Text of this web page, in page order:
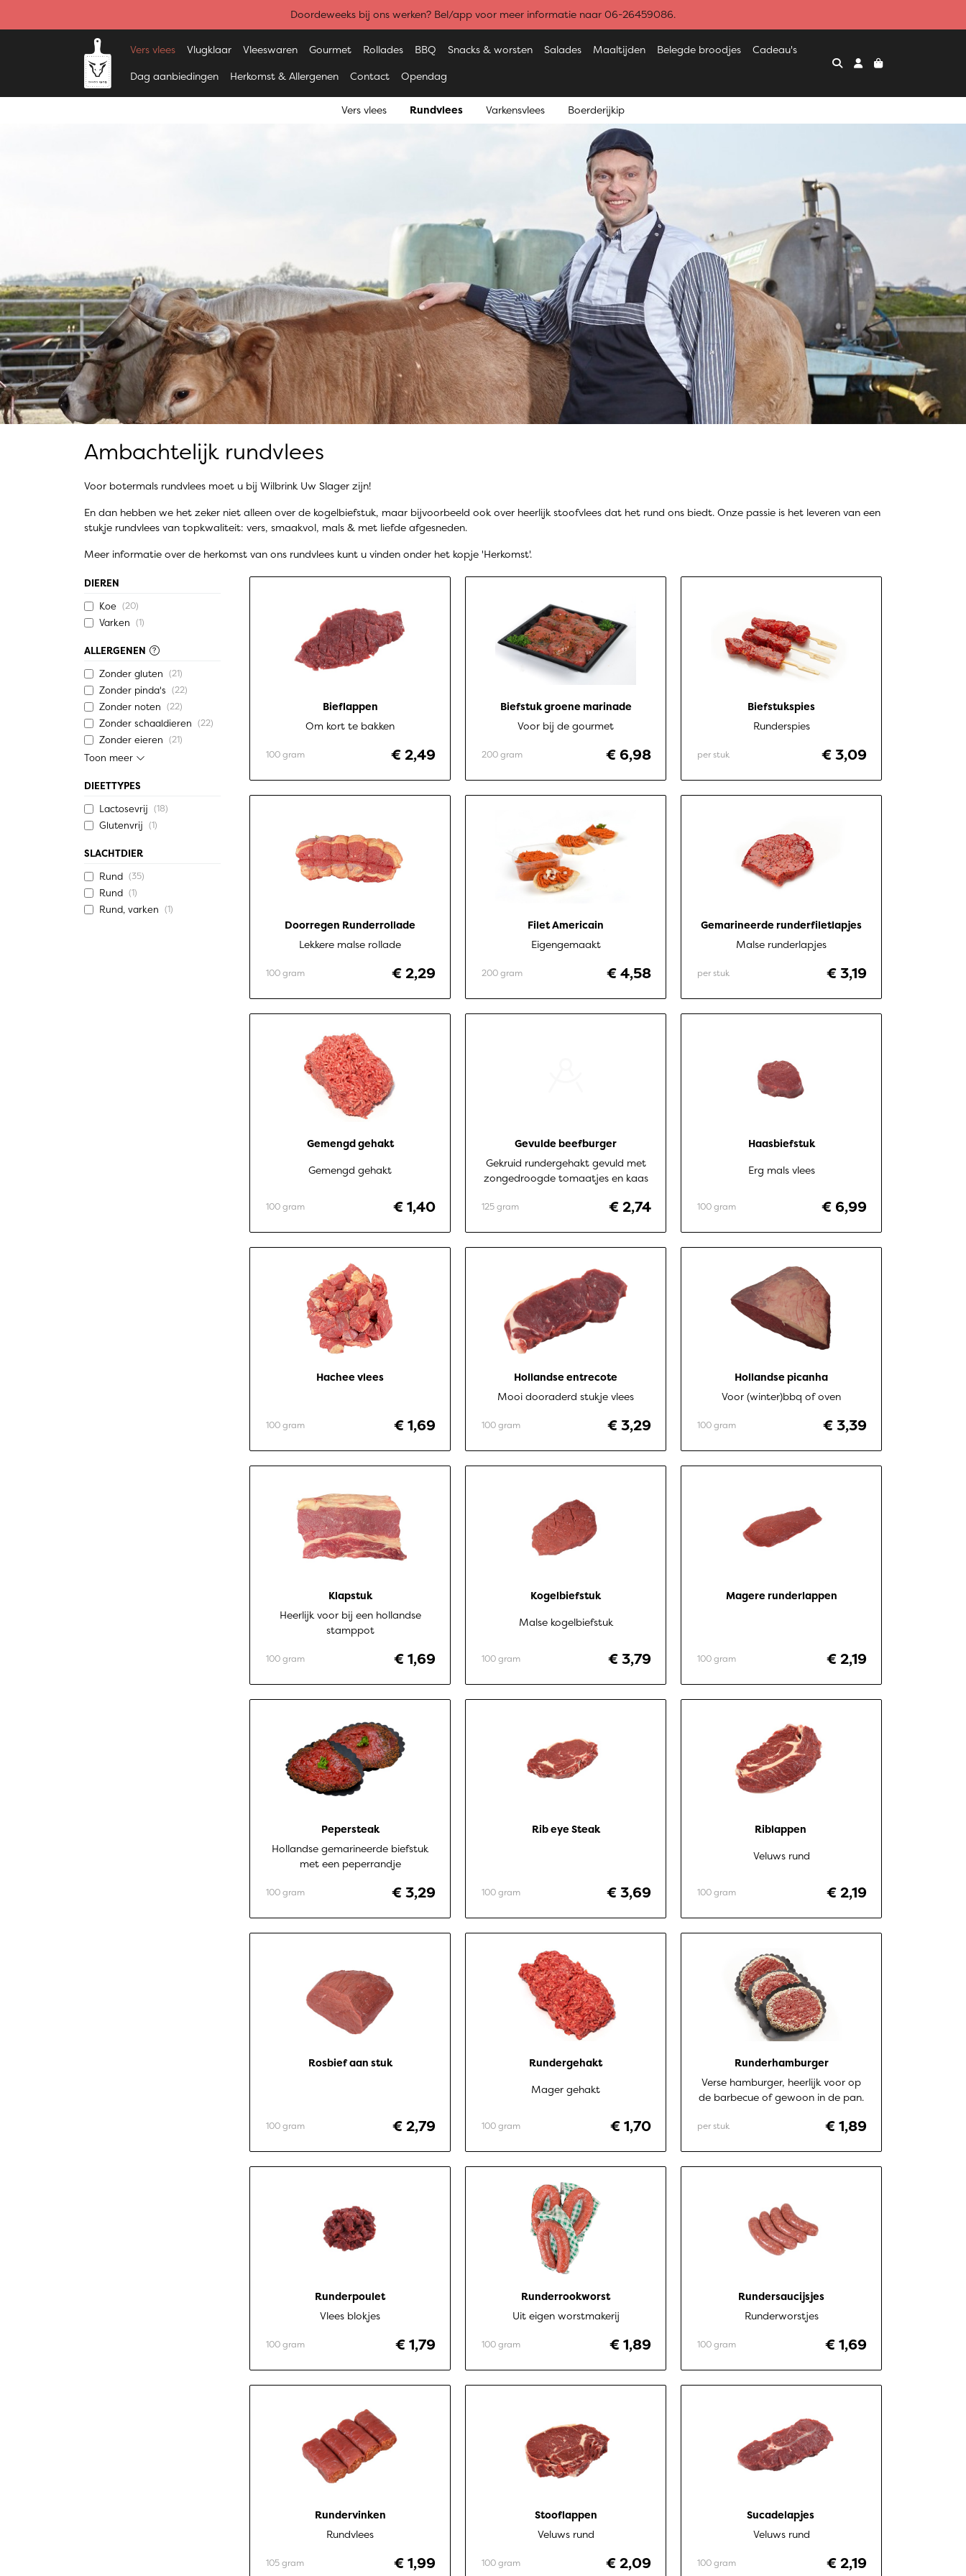
Doordeweeks bij ons werken? Bel/app voor meer informatie naar 06-26459086.
Vers vlees Vlugklaar Vleeswaren Gourmet Rollades BBQ Snacks & worsten Salades Maaltijden Belegde broodjes Cadeau's
Dag aanbiedingen Herkomst & Allergenen Contact Opendag
Vers vlees Rundvlees Varkensvlees Boerderijkip
Ambachtelijk rundvlees
Voor botermals rundvlees moet u bij Wilbrink Uw Slager zijn!
En dan hebben we het zeker niet alleen over de kogelbiefstuk, maar bijvoorbeeld ook over heerlijk stoofvlees dat het rund ons biedt. Onze passie is het leveren van een
stukje rundvlees van topkwaliteit: vers, smaakvol, mals & met liefde afgesneden.
Meer informatie over de herkomst van ons rundvlees kunt u vinden onder het kopje 'Herkomst'.
DIEREN
Koe (20)
Varken (1)
ALLERGENEN
Zonder gluten (21)
Zonder pinda's (22)
Zonder noten (22)
Zonder schaaldieren (22)
Zonder eieren (21)
Toon meer
DIEETTYPES
Lactosevrij (18)
Glutenvrij (1)
SLACHTDIER
Rund (35)
Rund (1)
Rund, varken (1)
Bieflappen
Om kort te bakken
€ 2,49
100 gram
Biefstuk groene marinade
Voor bij de gourmet
€ 6,98
200 gram
Biefstukspies
Runderspies
€ 3,09
per stuk
Doorregen Runderrollade
Lekkere malse rollade
€ 2,29
100 gram
Filet Americain
Eigengemaakt
€ 4,58
200 gram
Gemarineerde runderfiletlapjes
Malse runderlapjes
€ 3,19
per stuk
Gemengd gehakt
Gemengd gehakt
€ 1,40
100 gram
Gevulde beefburger
Gekruid rundergehakt gevuld met
zongedroogde tomaatjes en kaas
€ 2,74
125 gram
Haasbiefstuk
Erg mals vlees
€ 6,99
100 gram
Hachee vlees
€ 1,69
100 gram
Hollandse entrecote
Mooi dooraderd stukje vlees
€ 3,29
100 gram
Hollandse picanha
Voor (winter)bbq of oven
€ 3,39
100 gram
Klapstuk
Heerlijk voor bij een hollandse
stamppot
€ 1,69
100 gram
Kogelbiefstuk
Malse kogelbiefstuk
€ 3,79
100 gram
Magere runderlappen
€ 2,19
100 gram
Pepersteak
Hollandse gemarineerde biefstuk
met een peperrandje
€ 3,29
100 gram
Rib eye Steak
€ 3,69
100 gram
Riblappen
Veluws rund
€ 2,19
100 gram
Rosbief aan stuk
€ 2,79
100 gram
Rundergehakt
Mager gehakt
€ 1,70
100 gram
Runderhamburger
Verse hamburger, heerlijk voor op
de barbecue of gewoon in de pan.
€ 1,89
per stuk
Runderpoulet
Vlees blokjes
€ 1,79
100 gram
Runderrookworst
Uit eigen worstmakerij
€ 1,89
100 gram
Rundersaucijsjes
Runderworstjes
€ 1,69
100 gram
Rundervinken
Rundvlees
€ 1,99
105 gram
Stooflappen
Veluws rund
€ 2,09
100 gram
Sucadelapjes
Veluws rund
€ 2,19
100 gram